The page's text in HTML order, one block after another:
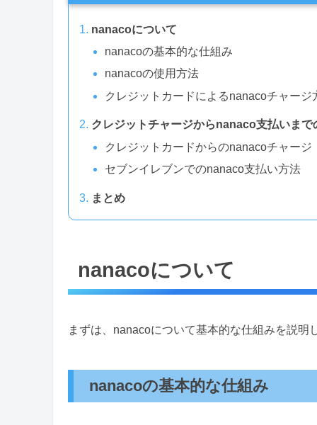
nanacoについて
nanacoの基本的な仕組み
nanacoの使用方法
クレジットカードによるnanacoチャージ
クレジットチャージからnanaco支払いまで
クレジットカードからのnanacoチャージ
セブンイレブンでのnanaco支払い方法
まとめ
nanacoについて
まずは、nanacoについて基本的な仕組みを説明
nanacoの基本的な仕組み